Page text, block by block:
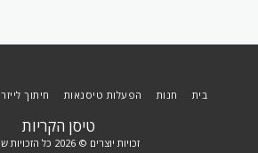
טיסן הקריות
זכויות יוצרים © 2026 כל הזכויות שמורות
בית חנות הפעלות טיסנאות חיתוך לייזר